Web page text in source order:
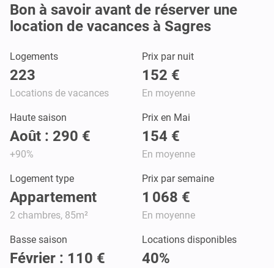
Bon à savoir avant de réserver une
location de vacances à Sagres
Logements
223
Locations de vacances
Prix par nuit
152 €
En moyenne
Haute saison
Août : 290 €
+90%
Prix en Mai
154 €
En moyenne
Logement type
Appartement
2 chambres, 85m²
Prix par semaine
1 068 €
En moyenne
Basse saison
Février : 110 €
Locations disponibles
40%